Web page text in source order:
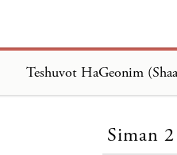
Teshuvot HaGeonim
Siman 2